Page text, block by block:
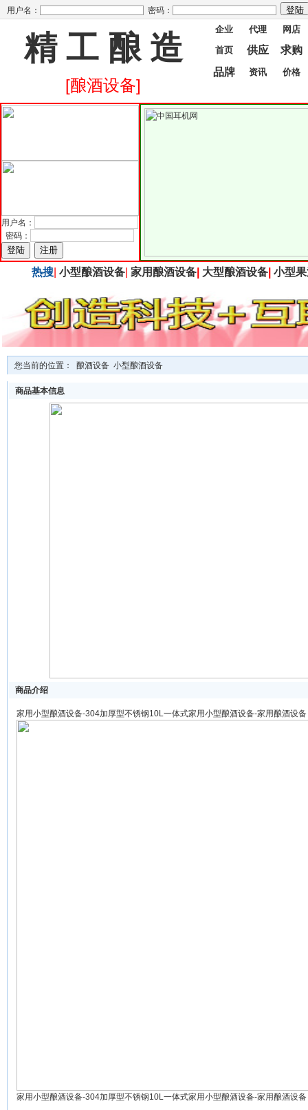
用户名： 密码：
精 工 酿 造
[酿酒设备]
企业 代理
网店
首页
供应
求购
品牌
资讯 价格
用户名：
密码：
热搜 小型酿酒设备 家用酿酒设备 大型酿酒设备 小型
您当前的位置： 酿酒设备 小型酿酒设备
商品基本信息
商品介绍
家用小型酿酒设备-304加厚型不锈钢10L一体式家用小型酿酒设备-家用酿酒设备
家用小型酿酒设备-304加厚型不锈钢10L一体式家用小型酿酒设备-家用酿酒设备